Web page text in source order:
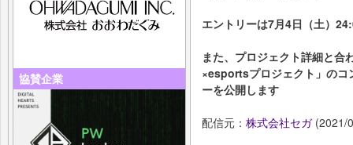
協賛企業
エントリーは7月4日（土）
また、プロジェクト詳細と合
×esportsプロジェクト」のコ
ーを公開します
配信元： 株式会社セガ(2021/